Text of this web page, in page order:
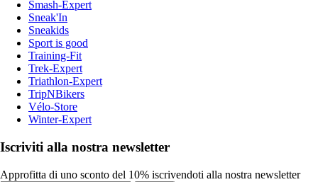
Smash-Expert
Sneak'In
Sneakids
Sport is good
Training-Fit
Trek-Expert
Triathlon-Expert
TripNBikers
Vélo-Store
Winter-Expert
Iscriviti alla nostra newsletter
Approfitta di uno sconto del 10% iscrivendoti alla nostra newsletter